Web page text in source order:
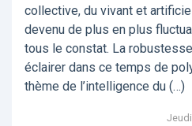
collective, du vivant et
devenu de plus en plus
tous le constat. La
éclairer dans ce temps de
thème de l’intelligence du (…)